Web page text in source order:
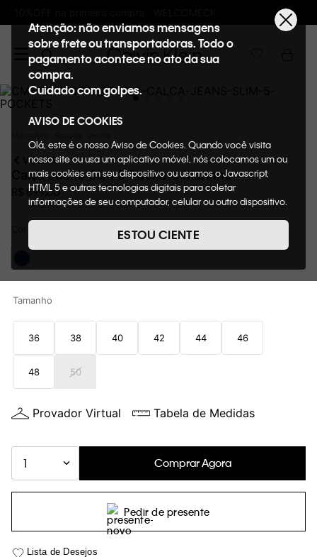
Frete GRÁTIS nas compras acima de R$600
Atenção: não enviamos mensagens
sobre frete ou transportadoras. Todo o
pagamento acontece no ato da sua
compra.
Cuidado com golpes.
AVISO DE COOKIES
Olá, este é o nosso Aviso de Cookies. Quando você visita
nosso site ou usa um aplicativo móvel, nós colocamos um ou
mais cookies em seu dispositivo ou usamos o Javascript,
HTML 5 e outras tecnologias digitais para coletar
informações de seu computador, celular ou outro dispositivo.
de cookies, informaremos quais cookies usaremos e quais
suas funções. A forma como processamos os dados
nosso Aviso de Privacidade. Quando você visita nosso site,
fornecer a você toda a funcionalidade do site, incluindo,
Cookies acesse o link.
ESTOU CIENTE
VOLTAR
Calça Jeans Slim 5 Pockets Marinho
899,00
Tamanho
36 38 40 42 44 46
48 50
Provador Virtual Tabela de Medidas
1 Comprar Agora
Pedir de presente